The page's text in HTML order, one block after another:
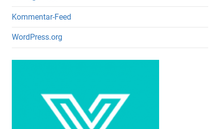
Kommentar-Feed
WordPress.org